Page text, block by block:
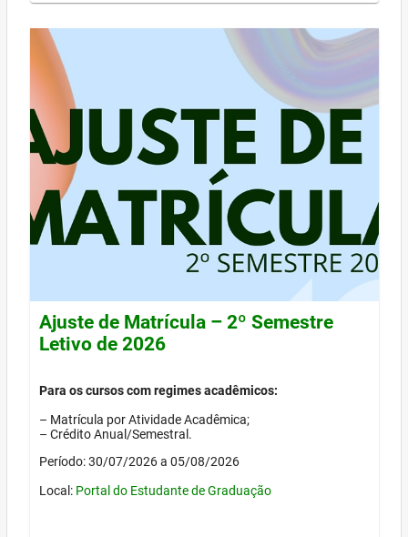
Ajuste de Matrícula – 2º Semestre
Letivo de 2026
Para os cursos com regimes acadêmicos:
– Matrícula por Atividade Acadêmica;
– Crédito Anual/Semestral.
Período: 30/07/2026 a 05/08/2026
Local: Portal do Estudante de Graduação